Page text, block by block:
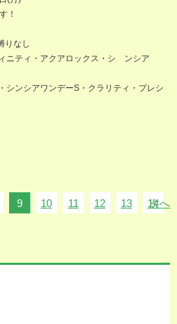
！
なし
ニティ・アクアロックス・シ ンシア
ンシアワンデーS・クラリティ・プレシ
9 10 11 12 13 14
次へ